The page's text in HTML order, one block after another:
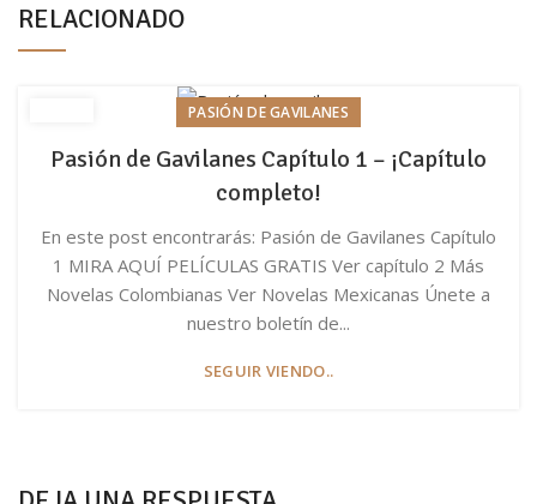
RELACIONADO
PASIÓN DE GAVILANES
Pasión de Gavilanes Capítulo 1 – ¡Capítulo
completo!
En este post encontrarás: Pasión de Gavilanes Capítulo
1 MIRA AQUÍ PELÍCULAS GRATIS Ver capítulo 2 Más
Novelas Colombianas Ver Novelas Mexicanas Únete a
nuestro boletín de...
SEGUIR VIENDO..